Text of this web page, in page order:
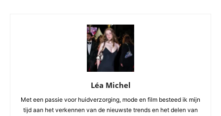
Léa Michel
Met een passie voor huidverzorging, mode en film besteed ik mijn
tijd aan het verkennen van de nieuwste trends en het delen van